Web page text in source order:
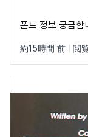
폰트 정보 궁금함
約15時間 前 閲